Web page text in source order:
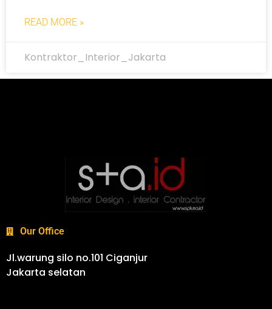
READ MORE »
Kontraktor_Interior_Jakarta
Our Office
Jl.warung silo no.101 Ciganjur
Jakarta selatan